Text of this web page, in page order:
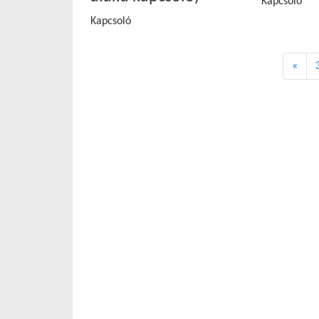
Kapcsoló
«